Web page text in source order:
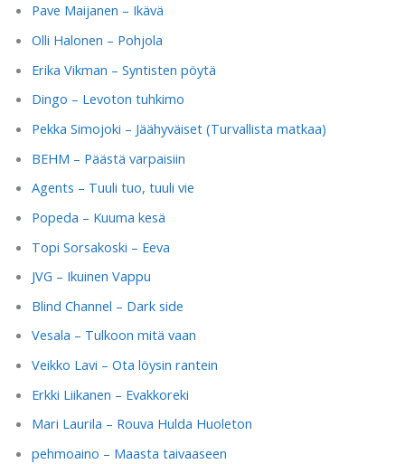
Pave Maijanen – Ikävä
Olli Halonen – Pohjola
Erika Vikman – Syntisten pöytä
Dingo – Levoton tuhkimo
Pekka Simojoki – Jäähyväiset (Turvallista matkaa)
BEHM – Päästä varpaisiin
Agents – Tuuli tuo, tuuli vie
Popeda – Kuuma kesä
Topi Sorsakoski – Eeva
JVG – Ikuinen Vappu
Blind Channel – Dark side
Vesala – Tulkoon mitä vaan
Veikko Lavi – Ota löysin rantein
Erkki Liikanen – Evakkoreki
Mari Laurila – Rouva Hulda Huoleton
pehmoaino – Maasta taivaaseen